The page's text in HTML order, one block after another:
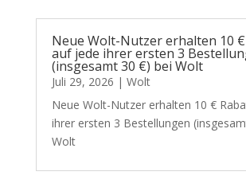
Neue Wolt-Nutzer erhalten 10
auf jede ihrer ersten 3
(insgesamt 30 €) bei Wolt
Juli 29, 2026 | Wolt
Neue Wolt-Nutzer erhalten 10 €
ihrer ersten 3 Bestellungen
Wolt